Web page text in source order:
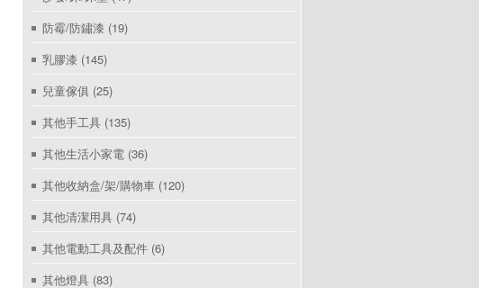
防霉/防鏽漆 (19)
乳膠漆 (145)
兒童傢俱 (25)
其他手工具 (135)
其他生活小家電 (36)
其他收納盒/架/購物車 (120)
其他清潔用具 (74)
其他電動工具及配件 (6)
其他燈具 (83)